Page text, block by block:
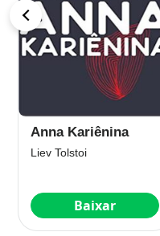
Anna Kariênina
Liev Tolstoi
Baixar